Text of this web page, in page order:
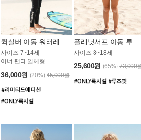
사이즈 7~14세
이너 팬티 일체형
36,000원 (20%) 45,000원
사이즈 8~18세
25,600원 (65%) 73,000